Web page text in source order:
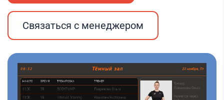
Связаться с менеджером